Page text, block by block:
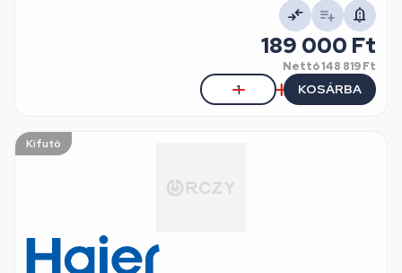
189 000 Ft
Nettó148 819 Ft
KOSÁRBA
Kifutó